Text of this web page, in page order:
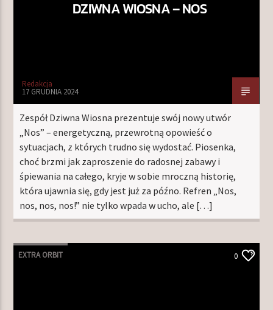
DZIWNA WIOSNA – NOS
Redakcja
17 GRUDNIA 2024
Zespół Dziwna Wiosna prezentuje swój nowy utwór
„Nos” – energetyczną, przewrotną opowieść o
sytuacjach, z których trudno się wydostać. Piosenka,
choć brzmi jak zaproszenie do radosnej zabawy i
śpiewania na całego, kryje w sobie mroczną historię,
która ujawnia się, gdy jest już za późno. Refren „Nos,
nos, nos, nos!” nie tylko wpada w ucho, ale […]
EXTRA ORBIT 0